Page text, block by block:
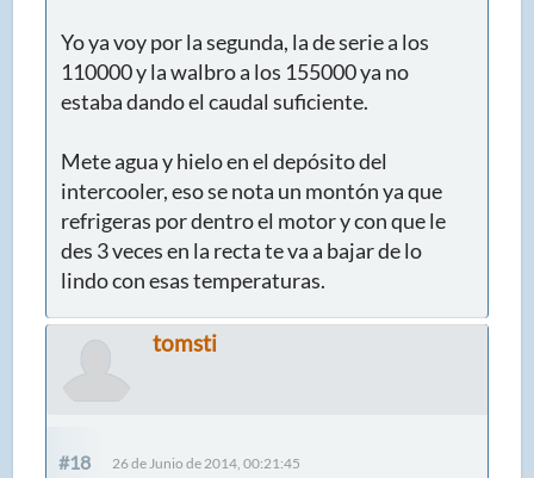
Yo ya voy por la segunda, la de serie a los
110000 y la walbro a los 155000 ya no
estaba dando el caudal suficiente.
Mete agua y hielo en el depósito del
intercooler, eso se nota un montón ya que
refrigeras por dentro el motor y con que le
des 3 veces en la recta te va a bajar de lo
lindo con esas temperaturas.
tomsti
#18 26 de Junio de 2014, 00:21:45